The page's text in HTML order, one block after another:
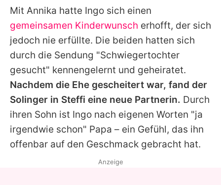
Mit Annika hatte Ingo sich einen
gemeinsamen Kinderwunsch erhofft, der sich
jedoch nie erfüllte. Die beiden hatten sich
durch die Sendung "Schwiegertochter
gesucht" kennengelernt und geheiratet.
Nachdem die Ehe gescheitert war, fand der
Solinger in Steffi eine neue Partnerin. Durch
ihren Sohn ist Ingo nach eigenen Worten "ja
irgendwie schon" Papa – ein Gefühl, das ihn
offenbar auf den Geschmack gebracht hat.
Anzeige